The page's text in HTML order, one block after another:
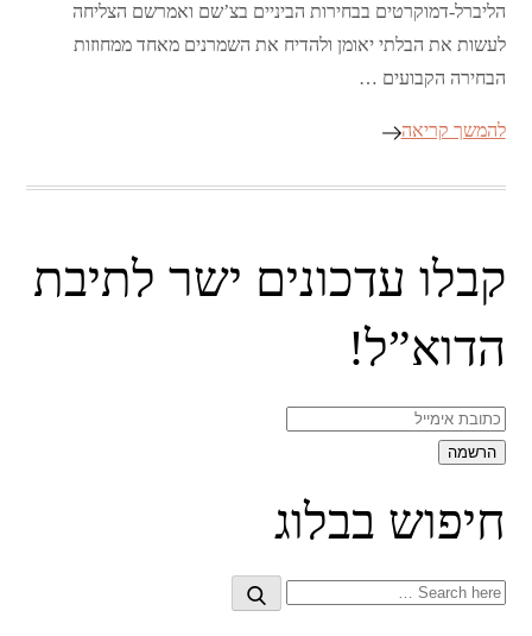
הליברל-דמוקרטים בבחירות הביניים בצ’שם ואמרשם הצליחה
לעשות את הבלתי יאומן ולהדיח את השמרנים מאחד ממחוזות
הבחירה הקבועים …
להמשך קריאה
קבלו עדכונים ישר לתיבת
הדוא”ל!
חיפוש בבלוג
Search
Search